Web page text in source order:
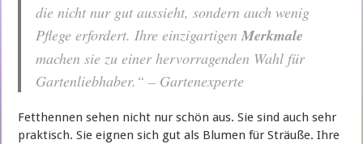
die nicht nur gut aussieht, sondern auch wenig
Pflege erfordert. Ihre einzigartigenMerkmale
machen sie zu einer hervorragenden Wahl für
Gartenliebhaber.“ – Gartenexperte
Fetthennen sehen nicht nur schön aus. Sie sind auch sehr
praktisch. Sie eignen sich gut als Blumen für Sträuße. Ihre